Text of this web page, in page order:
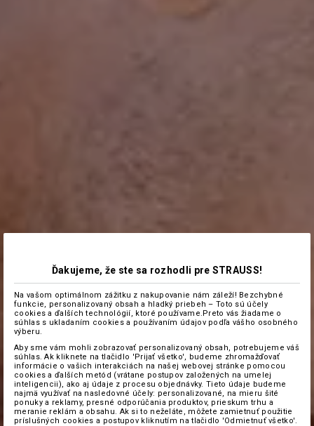
Ďakujeme, že ste sa rozhodli pre STRAUSS!
Na vašom optimálnom zážitku z nakupovanie nám záleží! Bezchybné
funkcie, personalizovaný obsah a hladký priebeh – Toto sú účely
cookies a ďalších technológií, ktoré používame.Preto vás žiadame o
súhlas s ukladaním cookies a používaním údajov podľa vášho osobného
výberu.
Aby sme vám mohli zobrazovať personalizovaný obsah, potrebujeme váš
súhlas. Ak kliknete na tlačidlo 'Prijať všetko', budeme zhromažďovať
informácie o vašich interakciách na našej webovej stránke pomocou
cookies a ďalších metód (vrátane postupov založených na umelej
inteligencii), ako aj údaje z procesu objednávky. Tieto údaje budeme
najmä využívať na nasledovné účely: personalizované, na mieru šité
ponuky a reklamy, presné odporúčania produktov, prieskum trhu a
meranie reklám a obsahu. Ak si to neželáte, môžete zamietnuť použitie
príslušných cookies a postupov kliknutím na tlačidlo 'Odmietnuť všetko'.